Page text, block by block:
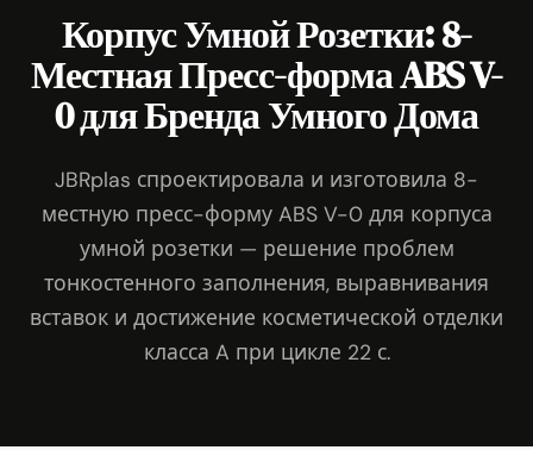
Корпус Умной Розетки: 8-
Местная Пресс-форма ABS V-
0 для Бренда Умного Дома
JBRplas спроектировала и изготовила 8-
местную пресс-форму ABS V-0 для корпуса
умной розетки — решение проблем
тонкостенного заполнения, выравнивания
вставок и достижение косметической отделки
класса A при цикле 22 с.